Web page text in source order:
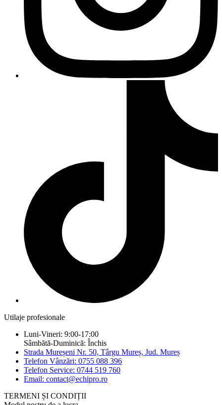
Utilaje profesionale
Luni-Vineri: 9:00-17:00
Sâmbătă-Duminică: Închis
Strada Mureșeni Nr. 50, Târgu Mureș, Jud. Mureș
Telefon Vânzări: 0755 088 396
Telefon Service: 0744 519 760
Email: contact@echipro.ro
TERMENI ȘI CONDIȚII